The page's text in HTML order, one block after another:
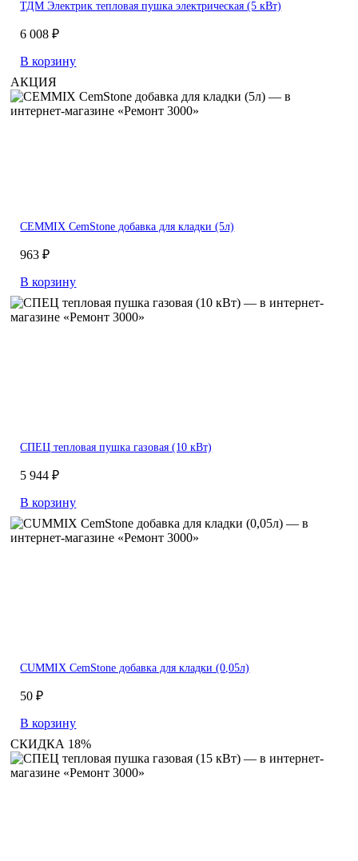
ТДМ Электрик тепловая пушка электрическая (5 кВт)
6 008 ₽
В корзину
АКЦИЯ
CEMMIX CemStone добавка для кладки (5л)
963 ₽
В корзину
СПЕЦ тепловая пушка газовая (10 кВт)
5 944 ₽
В корзину
CUMMIX CemStone добавка для кладки (0,05л)
50 ₽
В корзину
СКИДКА 18%